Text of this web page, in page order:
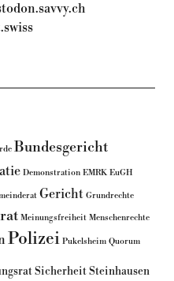
Bundesgericht
Demonstration EMRK EuGH
Gericht Grundrechte
Meinungsfreiheit Menschenrechte
Polizei Pukelsheim Quorum
SicherheitSteinhausen